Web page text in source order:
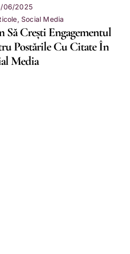
06/2025
, Social Media
Să Crești Engagementul
Postările Cu Citate În
Media